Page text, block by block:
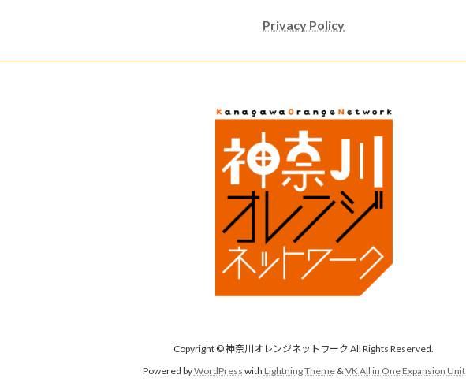
Privacy Policy
Copyright © 神奈川オレンジネットワーク All Rights Reserved.
Powered byWordPress with Lightning Theme& VK All in One Expansion Unit